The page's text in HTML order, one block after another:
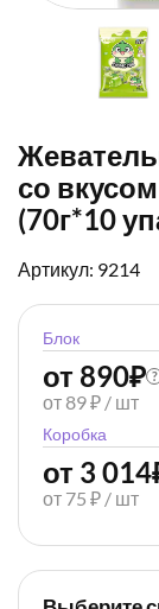
со
(70г*10
Артикул: 9214
Блок
от 890₽ ?
от 89 ₽ / шт
Коробка
от 3 014
от 75 ₽ / шт